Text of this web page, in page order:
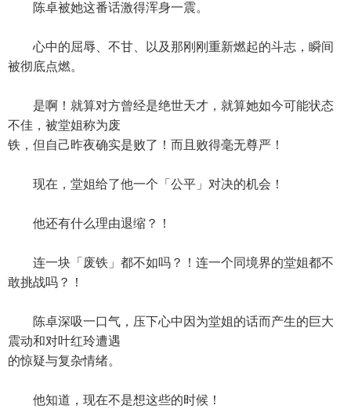
陈卓被她这番话激得浑身一震。
心中的屈辱、不甘、以及那刚刚重新燃起的斗志，瞬间
被彻底点燃。
是啊！就算对方曾经是绝世天才，就算她如今可能状态
不佳，被堂姐称为废
铁，但自己昨夜确实是败了！而且败得毫无尊严！
现在，堂姐给了他一个「公平」对决的机会！
他还有什么理由退缩？！
连一块「废铁」都不如吗？！连一个同境界的堂姐都不
敢挑战吗？！
陈卓深吸一口气，压下心中因为堂姐的话而产生的巨大
震动和对叶红玲遭遇
的惊疑与复杂情绪。
他知道，现在不是想这些的时候！